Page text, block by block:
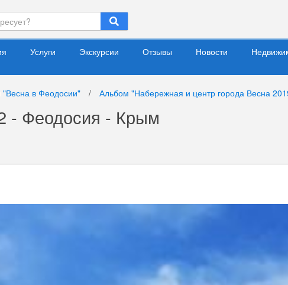
Услуги Экскурсии Отзывы Новости
в Феодосии" / Альбом "Набережная и центр города Весна
- Феодосия - Крым